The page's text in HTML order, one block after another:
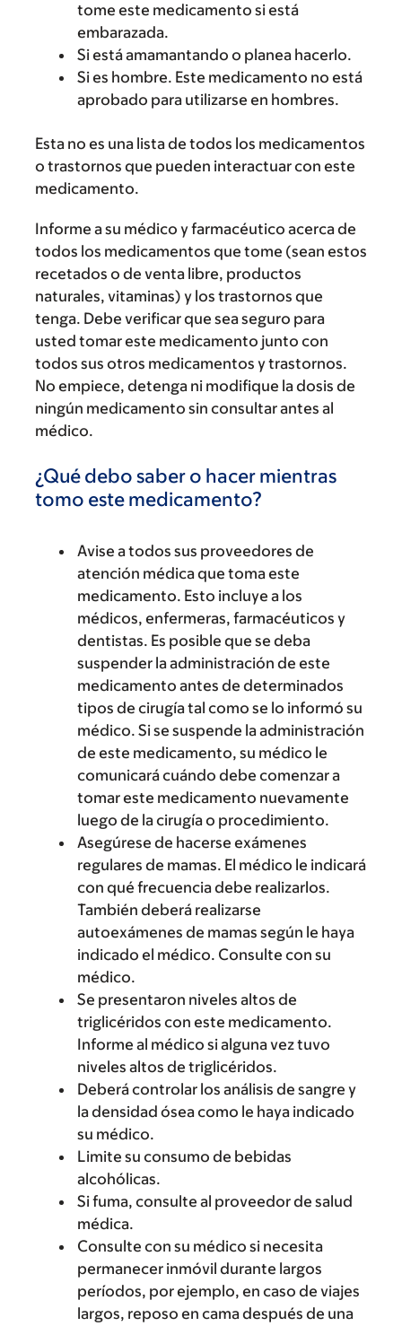
tome este medicamento si está
embarazada.
Si está amamantando o planea hacerlo.
Si es hombre. Este medicamento no está
aprobado para utilizarse en hombres.
Esta no es una lista de todos los medicamentos
o trastornos que pueden interactuar con este
medicamento.
Informe a su médico y farmacéutico acerca de
todos los medicamentos que tome (sean estos
recetados o de venta libre, productos
naturales, vitaminas) y los trastornos que
tenga. Debe verificar que sea seguro para
usted tomar este medicamento junto con
todos sus otros medicamentos y trastornos.
No empiece, detenga ni modifique la dosis de
ningún medicamento sin consultar antes al
médico.
¿Qué debo saber o hacer mientras
tomo este medicamento?
Avise a todos sus proveedores de
atención médica que toma este
medicamento. Esto incluye a los
médicos, enfermeras, farmacéuticos y
dentistas. Es posible que se deba
suspender la administración de este
medicamento antes de determinados
tipos de cirugía tal como se lo informó su
médico. Si se suspende la administración
de este medicamento, su médico le
comunicará cuándo debe comenzar a
tomar este medicamento nuevamente
luego de la cirugía o procedimiento.
Asegúrese de hacerse exámenes
regulares de mamas. El médico le indicará
con qué frecuencia debe realizarlos.
También deberá realizarse
autoexámenes de mamas según le haya
indicado el médico. Consulte con su
médico.
Se presentaron niveles altos de
triglicéridos con este medicamento.
Informe al médico si alguna vez tuvo
niveles altos de triglicéridos.
Deberá controlar los análisis de sangre y
la densidad ósea como le haya indicado
su médico.
Limite su consumo de bebidas
alcohólicas.
Si fuma, consulte al proveedor de salud
médica.
Consulte con su médico si necesita
permanecer inmóvil durante largos
períodos, por ejemplo, en caso de viajes
largos, reposo en cama después de una